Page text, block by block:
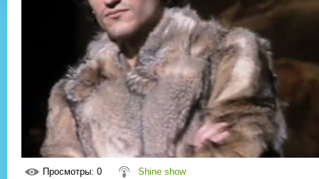
Просмотры: 0 Shine show